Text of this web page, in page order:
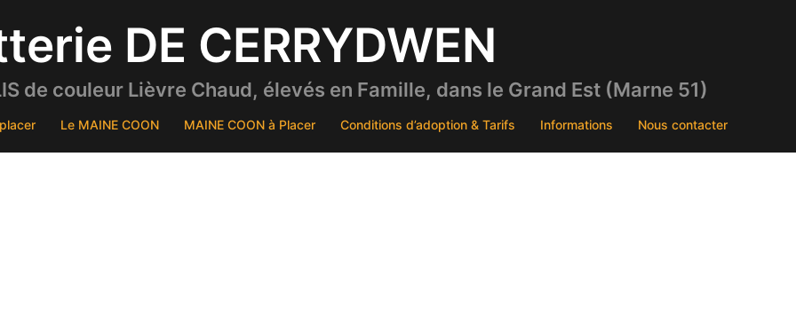
DE CERRYDWEN
de couleur Lièvre Chaud, élevés en Famille, dans le Grand Est (Marne 51)
Le MAINE COON MAINE COON à Placer Conditions d’adoption & Tarifs Informations Nous contacter